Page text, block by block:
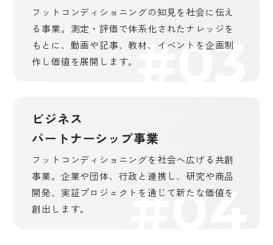
#03
フットコンディショニングの知見を社会に伝え
る事業。測定・評価で体系化されたナレッジを
もとに、動画や記事、教材、イベントを企画制
作し価値を展開します。
#04
ビジネス
パートナーシップ事業
フットコンディショニングを社会へ広げる共創
事業。企業や団体、行政と連携し、研究や商品
開発、実証プロジェクトを通じて新たな価値を
創出します。